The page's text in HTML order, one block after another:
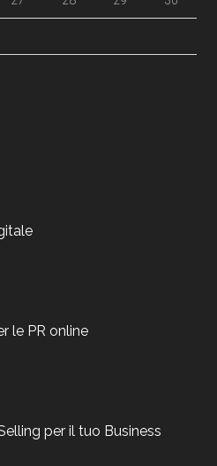
le PR online
per il tuo Business